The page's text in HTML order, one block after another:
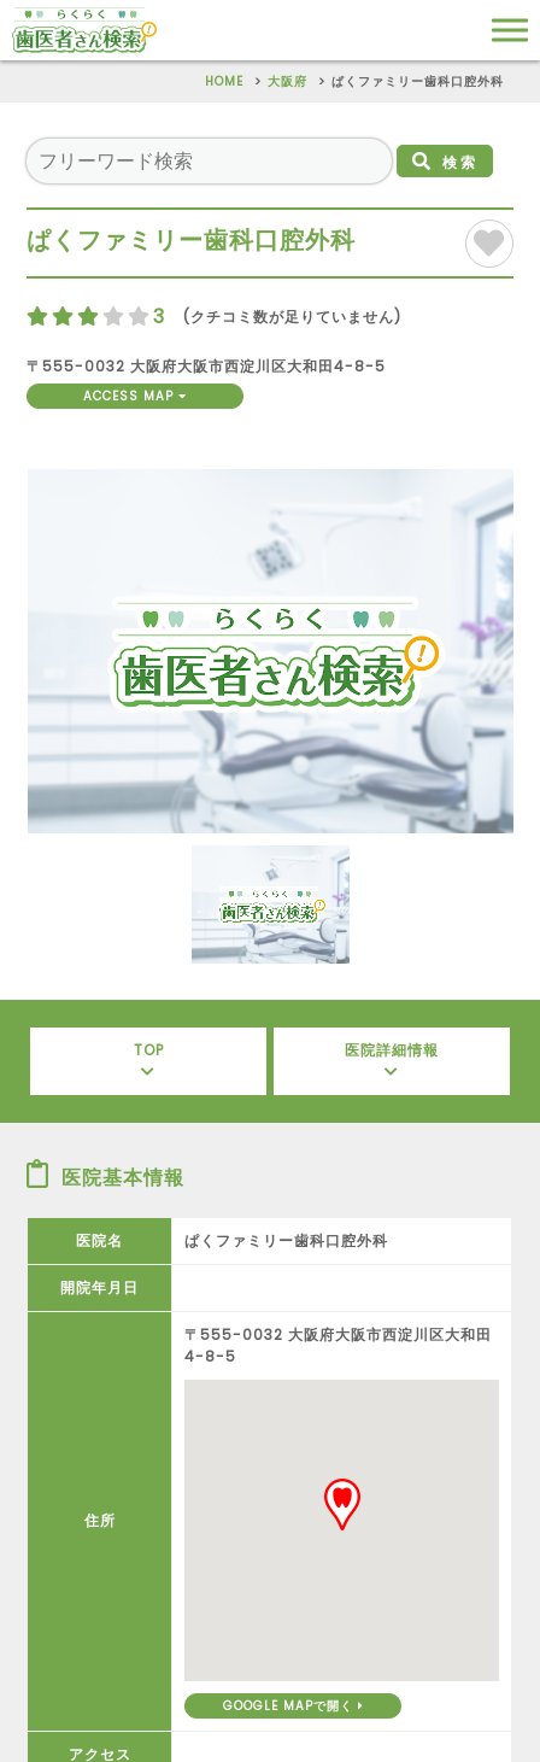
HOME 大阪府 ぱくファミリー歯科口腔外科
検索
ぱくファミリー歯科口腔外科
3 (クチコミ数が足りていません)
〒555-0032 大阪府大阪市西淀川区大和田4-8-5
ACCESS MAP
TOP 医院詳細情報
医院基本情報
医院名 ぱくファミリー歯科口腔外科
開院年月日
住所
〒555-0032 大阪府大阪市西淀川区大和田
4-8-5
GOOGLE MAPで開く
アクセス